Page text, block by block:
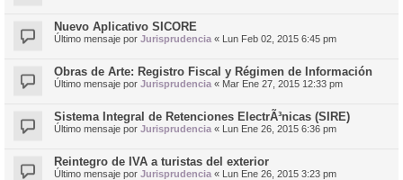
Nuevo Aplicativo SICORE
Último mensaje por Jurisprudencia « Lun Feb 02, 2015 6:45 pm
Obras de Arte: Registro Fiscal y Régimen de Información
Último mensaje por Jurisprudencia « Mar Ene 27, 2015 12:33 pm
Sistema Integral de Retenciones ElectrÃ³nicas (SIRE)
Último mensaje por Jurisprudencia « Lun Ene 26, 2015 6:36 pm
Reintegro de IVA a turistas del exterior
Último mensaje por Jurisprudencia « Lun Ene 26, 2015 3:23 pm